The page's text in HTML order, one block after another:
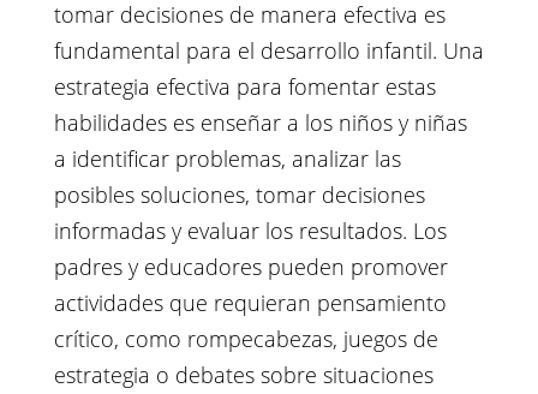
tomar decisiones de manera efectiva es
fundamental para el desarrollo infantil. Una
estrategia efectiva para fomentar estas
habilidades es enseñar a los niños y niñas
a identificar problemas, analizar las
posibles soluciones, tomar decisiones
informadas y evaluar los resultados. Los
padres y educadores pueden promover
actividades que requieran pensamiento
crítico, como rompecabezas, juegos de
estrategia o debates sobre situaciones